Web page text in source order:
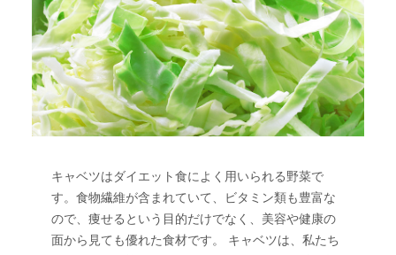
キャベツはダイエット食によく用いられる野菜で
す。食物繊維が含まれていて、ビタミン類も豊富な
ので、痩せるという目的だけでなく、美容や健康の
面から見ても優れた食材です。 キャベツは、私たち